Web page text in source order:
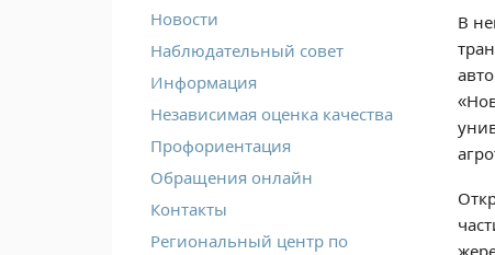
Новости
Наблюдательный совет
Информация
Независимая оценка качества
Профориентация
Обращения онлайн
Контакты
Региональный центр по
В